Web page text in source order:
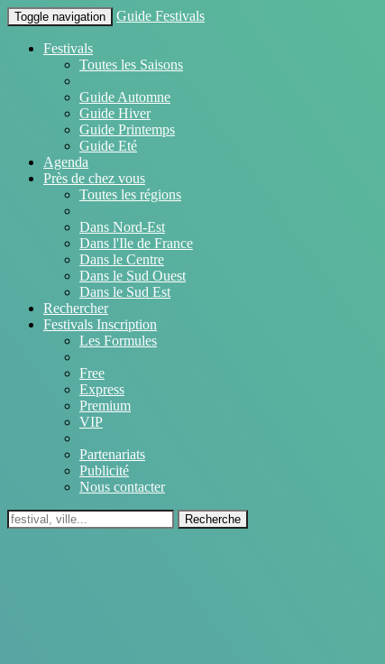
Toggle navigation Guide Festivals
Festivals
Toutes les Saisons
Guide Automne
Guide Hiver
Guide Printemps
Guide Eté
Agenda
Près de chez vous
Toutes les régions
Dans Nord-Est
Dans l'Ile de France
Dans le Centre
Dans le Sud Ouest
Dans le Sud Est
Rechercher
Festivals Inscription
Les Formules
Free
Express
Premium
VIP
Partenariats
Publicité
Nous contacter
Recherche